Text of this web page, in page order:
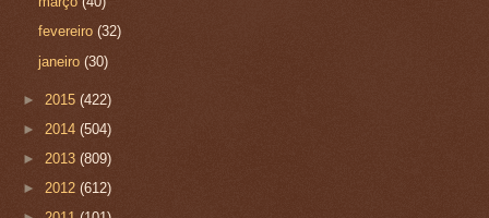
fevereiro(32)
janeiro(30)
► 2015 (422)
► 2014 (504)
► 2013 (809)
► 2012 (612)